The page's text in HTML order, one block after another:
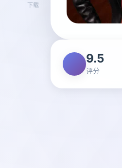
下载
9.5
评分